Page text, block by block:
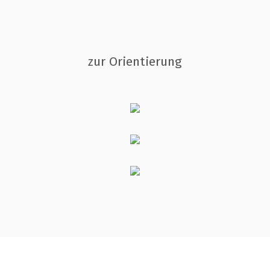
zur Orientierung